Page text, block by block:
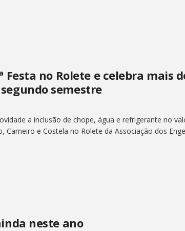
Festa no Rolete e celebra mais
semestre
a inclusão de chope, água e refrigerante no
Carneiro e Costela no Rolete da Associação dos
neste ano